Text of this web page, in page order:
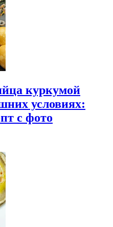
куркумой
условиях:
с фото